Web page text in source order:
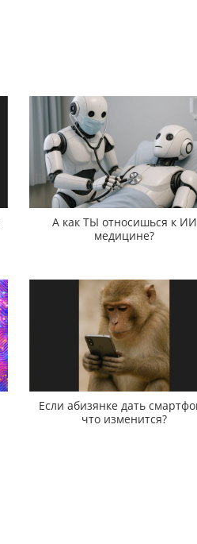
А как ТЫ относишься к ИИ
медицине?
Если абизянке дать
что изменится?